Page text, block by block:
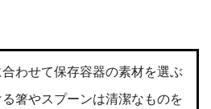
わせて保存容器の素材を選ぶ
箸やスプーンは清潔なものを